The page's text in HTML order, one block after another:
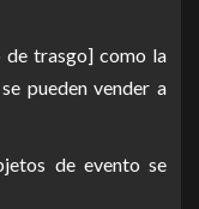
de trasgo] como la
pueden vender a
de evento se